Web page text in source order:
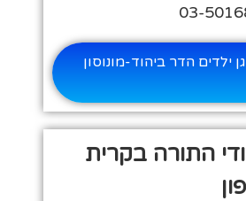
הדר ביהוד-מונוסון
התורה בקרית